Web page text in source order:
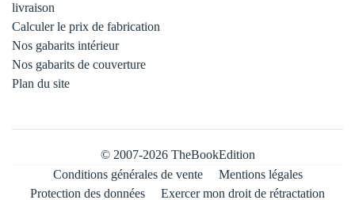
livraison
Calculer le prix de fabrication
Nos gabarits intérieur
Nos gabarits de couverture
Plan du site
© 2007-2026 TheBookEdition
Conditions générales de vente
Mentions légales
Protection des données
Exercer mon droit de rétractation